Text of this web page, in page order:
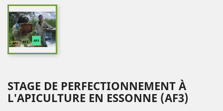
STAGE DE PERFECTIONNEMENT À
L'APICULTURE EN ESSONNE (AF3)